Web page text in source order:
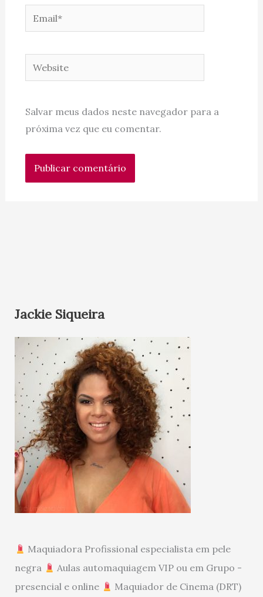
Email*
Website
Salvar meus dados neste navegador para a
próxima vez que eu comentar.
Jackie Siqueira
Maquiadora Profissional especialista em pele
negra
Aulas automaquiagem VIP ou em Grupo -
presencial e online
Maquiador de Cinema (DRT)